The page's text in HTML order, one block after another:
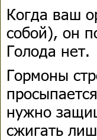
Когда ваш
собой), он
Голода нет.
Гормоны
нужно
сжигать